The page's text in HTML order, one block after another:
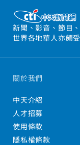
新聞、影音、節目
世界各地華人亦頗
關於我們
中天介紹
人才招募
使用條款
隱私權條款